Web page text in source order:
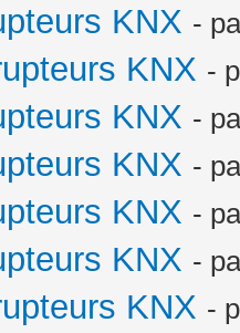
KNX -
KNX -
KNX -
KNX -
KNX -
KNX -
KNX -